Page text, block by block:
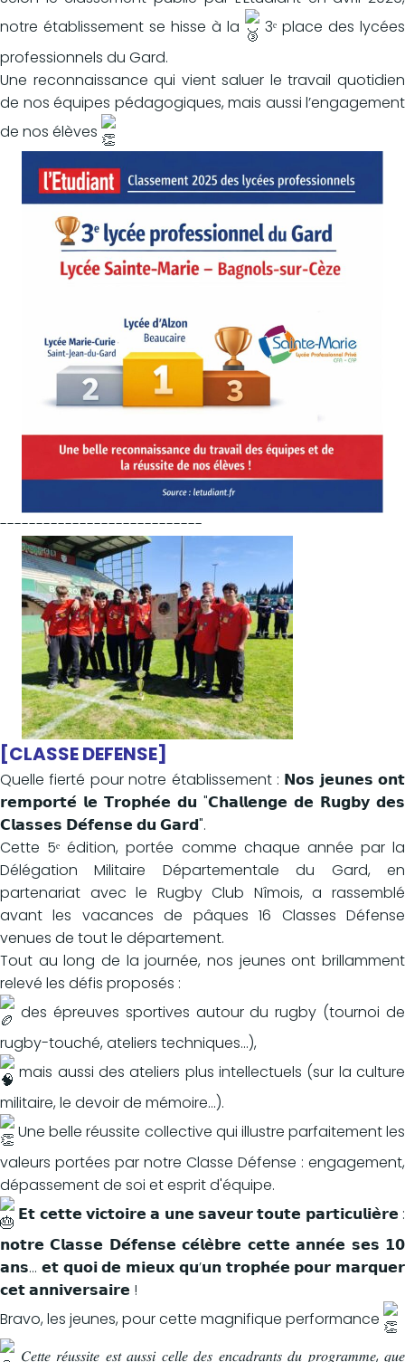
notre établissement se hisse à la
3ᵉ place des lycées
professionnels du Gard.
Une reconnaissance qui vient saluer le travail quotidien
de nos équipes pédagogiques, mais aussi l’engagement
de nos élèves
----------------------------
[CLASSE DEFENSE]
Quelle fierté pour notre établissement : 𝗡𝗼𝘀 𝗷𝗲𝘂𝗻𝗲𝘀 𝗼𝗻𝘁
𝗿𝗲𝗺𝗽𝗼𝗿𝘁𝗲́ 𝗹𝗲 𝗧𝗿𝗼𝗽𝗵𝗲́𝗲 𝗱𝘂 "𝗖𝗵𝗮𝗹𝗹𝗲𝗻𝗴𝗲 𝗱𝗲 𝗥𝘂𝗴𝗯𝘆 𝗱𝗲𝘀
𝗖𝗹𝗮𝘀𝘀𝗲𝘀 𝗗𝗲́𝗳𝗲𝗻𝘀𝗲 𝗱𝘂 𝗚𝗮𝗿𝗱".
Cette 5ᵉ édition, portée comme chaque année par la
Délégation Militaire Départementale du Gard, en
partenariat avec le Rugby Club Nîmois, a rassemblé
avant les vacances de pâques 16 Classes Défense
venues de tout le département.
Tout au long de la journée, nos jeunes ont brillamment
relevé les défis proposés :
des épreuves sportives autour du rugby (tournoi de
rugby-touché, ateliers techniques…),
mais aussi des ateliers plus intellectuels (sur la culture
militaire, le devoir de mémoire…).
Une belle réussite collective qui illustre parfaitement les
valeurs portées par notre Classe Défense : engagement,
dépassement de soi et esprit d'équipe.
𝗘𝘁 𝗰𝗲𝘁𝘁𝗲 𝘃𝗶𝗰𝘁𝗼𝗶𝗿𝗲 𝗮 𝘂𝗻𝗲 𝘀𝗮𝘃𝗲𝘂𝗿 𝘁𝗼𝘂𝘁𝗲 𝗽𝗮𝗿𝘁𝗶𝗰𝘂𝗹𝗶𝗲̀𝗿𝗲 :
𝗻𝗼𝘁𝗿𝗲 𝗖𝗹𝗮𝘀𝘀𝗲 𝗗𝗲́𝗳𝗲𝗻𝘀𝗲 𝗰𝗲́𝗹𝗲̀𝗯𝗿𝗲 𝗰𝗲𝘁𝘁𝗲 𝗮𝗻𝗻𝗲́𝗲 𝘀𝗲𝘀 𝟭𝟬
𝗮𝗻𝘀… 𝗲𝘁 𝗾𝘂𝗼𝗶 𝗱𝗲 𝗺𝗶𝗲𝘂𝘅 𝗾𝘂’𝘂𝗻 𝘁𝗿𝗼𝗽𝗵𝗲́𝗲 𝗽𝗼𝘂𝗿 𝗺𝗮𝗿𝗾𝘂𝗲𝗿
𝗰𝗲𝘁 𝗮𝗻𝗻𝗶𝘃𝗲𝗿𝘀𝗮𝗶𝗿𝗲 !
Bravo, les jeunes, pour cette magnifique performance
𝐶𝑒𝑡𝑡𝑒 𝑟𝑒́𝑢𝑠𝑠𝑖𝑡𝑒 𝑒𝑠𝑡 𝑎𝑢𝑠𝑠𝑖 𝑐𝑒𝑙𝑙𝑒 𝑑𝑒𝑠 𝑒𝑛𝑐𝑎𝑑𝑟𝑎𝑛𝑡𝑠 𝑑𝑢 𝑝𝑟𝑜𝑔𝑟𝑎𝑚𝑚𝑒, 𝑞𝑢𝑒